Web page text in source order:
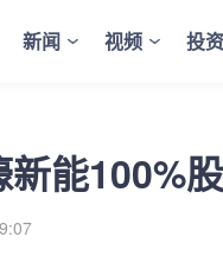
新闻 视频 投资
能100%